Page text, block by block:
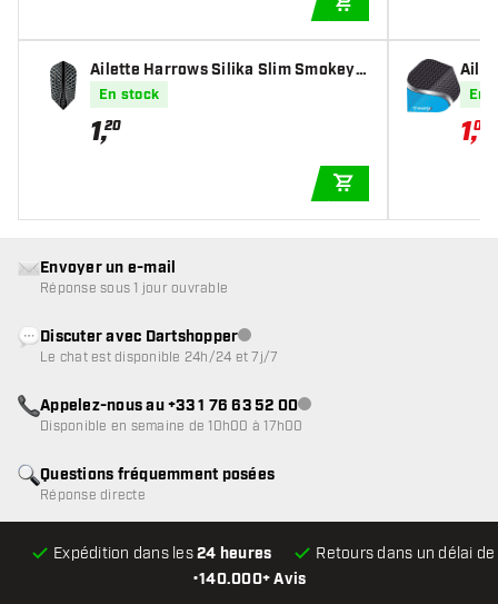
Ailette Harrows Silika Slim Smokey T
ough Crystalline Coated
En stock
1,20
En
1,04
•140.000+ Avis
Expédition dans les24 heures Retours dans un délai de
Questions fréquemment posées
Réponse directe
Envoyer un e-mail
Réponse sous 1 jour ouvrable
Discuter avec DartshopperService client indisponible
Le chat est disponible 24h/24 et 7j/7
Appelez-nous au +33 1 76 63 52 00Service client indisponible
Disponible en semaine de 10h00 à 17h00